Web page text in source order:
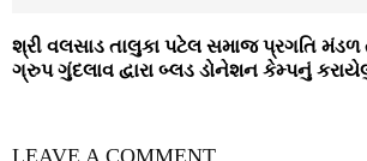
શ્રી વલસાડ તાલુકા પટેલ સમાજ પ્રગતિ મંડળ
ગ્રુપ ગુંદલાવ દ્વારા બ્‍લડ ડોનેશન કેમ્‍પનું